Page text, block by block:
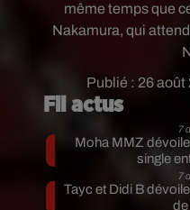
Publié : 26 août
même temps que
Nakamura, qui
Fil actus
7
Moha MMZ
single
7
Tayc et Didi B
de